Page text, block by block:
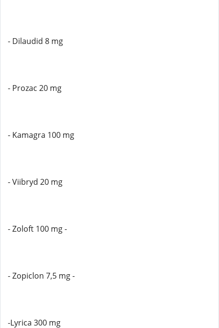
- Dilaudid 8 mg
- Prozac 20 mg
- Kamagra 100 mg
- Viibryd 20 mg
- Zoloft 100 mg -
- Zopiclon 7,5 mg -
-Lyrica 300 mg